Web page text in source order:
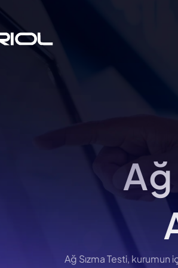
Karşı Güçlü ve Akıllı
Ağ Sızma Testi, kurumun